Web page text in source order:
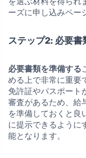
ーズに申し込みペー
ステップ2: 必要書
必要書類を準備する
める上で非常に重要
免許証やパスポート
審査があるため、給
を準備しておくと良
に提示できるように
能となります。